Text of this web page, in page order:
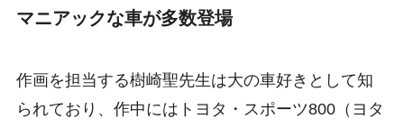
マニアックな車が多数登場
作画を担当する樹崎聖先生は大の車好きとして知
られており、作中にはトヨタ・スポーツ800（ヨタ